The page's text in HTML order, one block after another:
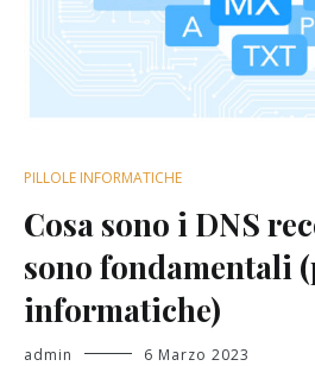
PILLOLE INFORMATICHE
Cosa sono i DNS
sono fondamentali
informatiche)
admin 6 Marzo 2023